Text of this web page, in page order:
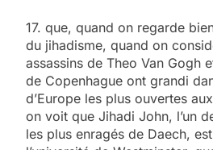
17. que, quand on regarde
du jihadisme, quand on
assassins de Theo Van Gogh
de Copenhague ont grandi
d’Europe les plus ouvertes
on voit que Jihadi John, l’un
les plus enragés de Daech,